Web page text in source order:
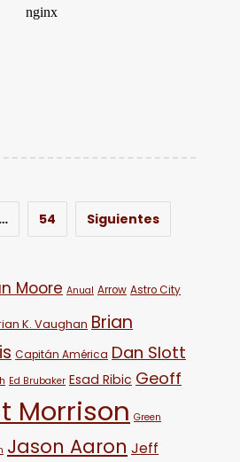
… 54 Siguientes
Moore Anual Arrow Astro City
K. Vaughan Brian
Capitán América Dan Slott
Ed Brubaker Esad Ribic Geoff
Morrison Green
Jason Aaron Jeff